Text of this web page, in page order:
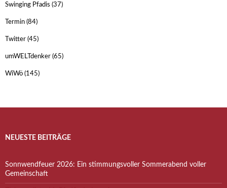
Swinging Pfadis (37)
Termin (84)
Twitter (45)
umWELTdenker (65)
WiWö (145)
NEUESTE BEITRÄGE
Sonnwendfeuer 2026: Ein stimmungsvoller Sommerabend voller
Gemeinschaft